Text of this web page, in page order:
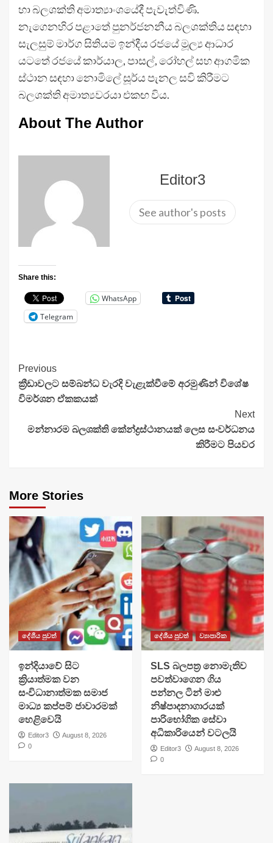
හා බලශක්ති අමාත්‍යාංශයේදී පැවැත්විණි.
නැගෙනහිර පළාතේ පුනර්ජනනීය බලශක්තිය සඳහා
සැලසුම් මාර්ග සිතියම ඉන්දීය රජයේ මූල්‍ය ආධාර
යටතේ රජයේ කාර්යාල, පාසල්, රෝහල් සහ ආගමික
ස්ථාන සඳහා නොමිලේ සූර්ය පැනල සවි කිරීමට
බලශක්ති අමාත්‍යවරයා එකඟ විය.
About The Author
Editor3
See author's posts
Share this:
WhatsApp
Telegram
Continue
Reading
Previous
ක්‍රීඩාවලට සම්බන්ධ වැරදි වැළැක්වීමේ අරමුණින් විශේෂ
විමර්ශන ඒකකයක්
Next
මන්නාරම බලශක්ති කේන්ද්‍රස්ථානයක් ලෙස සංවර්ධනය
කිරීමට පියවර
More Stories
දේශීය පුවත්
​ඉන්දියාවේ සිට
ක්‍රියාත්මක වන
සංවිධානාත්මක සමාජ
මාධ්‍ය කප්පම් ජාවාරමක්
හෙළිවෙයි
Editor3
August 8, 2026
0
දේශීය පුවත් ව්‍යාපාරික
SLS බලපත්‍ර නොමැතිව
පවත්වාගෙන ගිය
පන්නල ටින් මාළු
නිෂ්පාදනාගාරයක්
පාරිභෝගික සේවා
අධිකාරියෙන් වටලයි
Editor3
August 8, 2026
0